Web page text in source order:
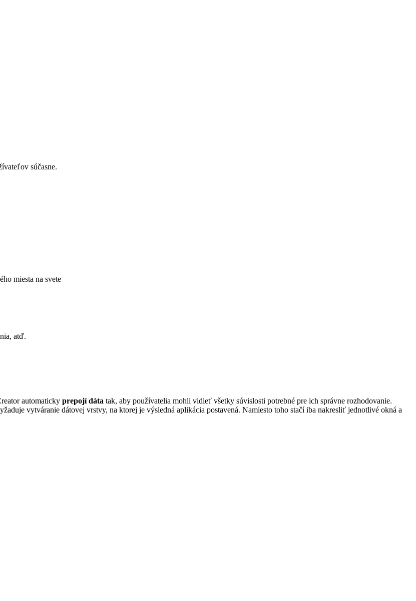
súčasne.
miesta na svete
atď.
automaticky prepojí dáta tak, aby používatelia mohli vidieť všetky súvislosti potrebné pre ich správne rozhodovanie.
vytváranie dátovej vrstvy, na ktorej je výsledná aplikácia postavená. Namiesto toho stačí iba nakresliť jednotlivé okná a